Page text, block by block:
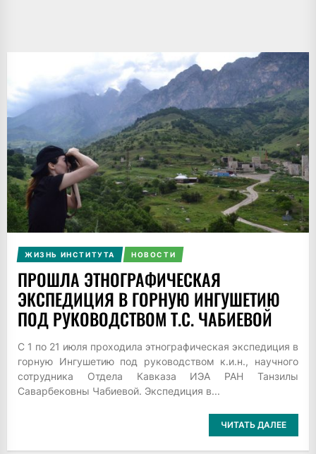
ЖИЗНЬ ИНСТИТУТА НОВОСТИ
ПРОШЛА ЭТНОГРАФИЧЕСКАЯ
ЭКСПЕДИЦИЯ В ГОРНУЮ ИНГУШЕТИЮ
ПОД РУКОВОДСТВОМ Т.С. ЧАБИЕВОЙ
С 1 по 21 июля проходила этнографическая экспедиция в
горную Ингушетию под руководством к.и.н., научного
сотрудника Отдела Кавказа ИЭА РАН Танзилы
Саварбековны Чабиевой. Экспедиция в...
ЧИТАТЬ ДАЛЕЕ